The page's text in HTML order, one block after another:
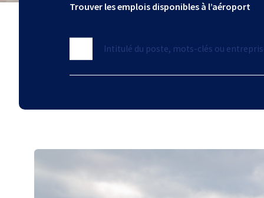
Trouver les emplois disponibles à l’aéroport